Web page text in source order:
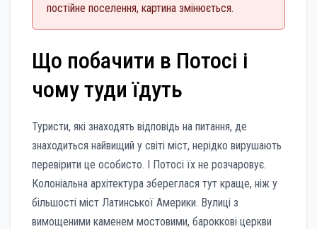
постійне поселення, картина змінюється.
Що побачити в Потосі і
чому туди їдуть
Туристи, які знаходять відповідь на питання, де
знаходиться найвищий у світі міст, нерідко вирушають
перевірити це особисто. І Потосі їх не розчаровує.
Колоніальна архітектура збереглася тут краще, ніж у
більшості міст Латинської Америки. Вулиці з
вимощеними каменем мостовими, бароккові церкви